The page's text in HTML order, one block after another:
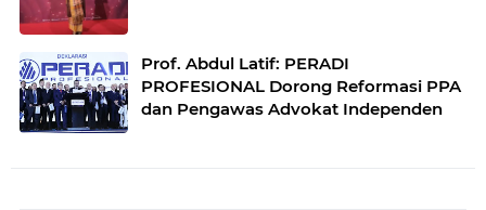
Prof. Abdul Latif: PERADI
PROFESIONAL Dorong Reformasi PPA
dan Pengawas Advokat Independen